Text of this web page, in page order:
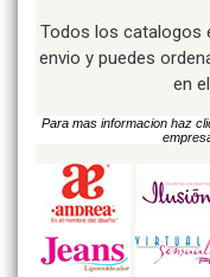
Todos los catalogos
envio y puedes
en
Para mas informacion haz